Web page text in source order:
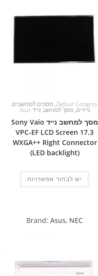
Default Category
,מסכים למחשבים
ניידים,מסך למחשב נייד Asus
מסך למחשב נייד Sony Vaio
VPC-EF LCD Screen 17.3
WXGA++ Right Connector
(LED backlight)
יש לבחור אפשרויות
Brand: Asus, NEC